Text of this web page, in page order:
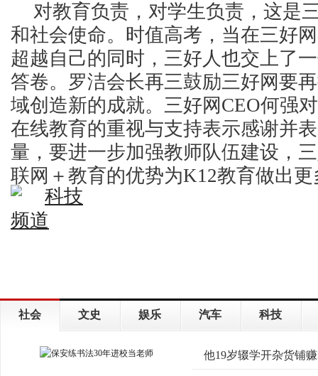
对教育负责，对学生负责，这是
和社会使命。时值高考，当在三好
超越自己的同时，三好人也交上了
答卷。罗洁会长再三鼓励三好网要
域创造新的成就。三好网CEO何强
在线教育的重视与支持表示感谢并
量，要进一步加强教师队伍建设，
联网＋ 教育的优势为K12教育做出
社会 文史 娱乐 汽车 科技
他19岁辍学开杂货铺